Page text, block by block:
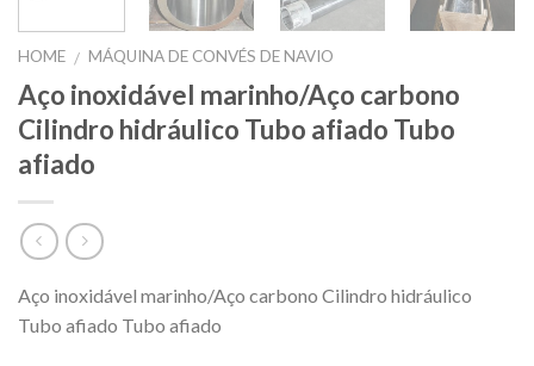
HOME / MÁQUINA DE CONVÉS DE NAVIO
Aço inoxidável marinho/Aço carbono
Cilindro hidráulico Tubo afiado Tubo
afiado
Aço inoxidável marinho/Aço carbono Cilindro hidráulico
Tubo afiado Tubo afiado